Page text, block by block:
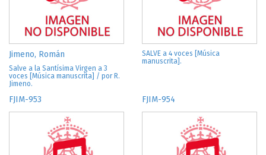
Jimeno, Román
Salve a la Santísima Virgen a 3
voces [Música manuscrita] / por R.
Jimeno.
SALVE a 4 voces [Música
manuscrita].
FJIM-953 FJIM-954